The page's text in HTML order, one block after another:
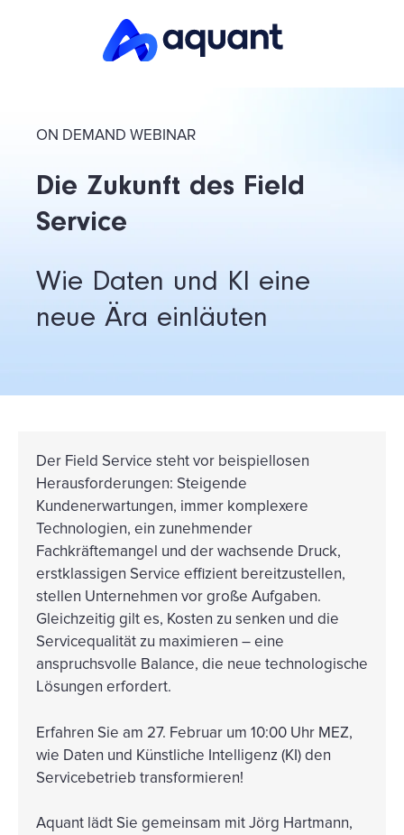
ON DEMAND WEBINAR
Die Zukunft des Field
Service
Wie Daten und KI eine
neue Ära einläuten
Der Field Service steht vor beispiellosen
Herausforderungen: Steigende
Kundenerwartungen, immer komplexere
Technologien, ein zunehmender
Fachkräftemangel und der wachsende Druck,
erstklassigen Service effizient bereitzustellen,
stellen Unternehmen vor große Aufgaben.
Gleichzeitig gilt es, Kosten zu senken und die
Servicequalität zu maximieren – eine
anspruchsvolle Balance, die neue technologische
Lösungen erfordert.
Erfahren Sie am 27. Februar um 10:00 Uhr MEZ,
wie Daten und Künstliche Intelligenz (KI) den
Servicebetrieb transformieren!
Aquant lädt Sie gemeinsam mit Jörg Hartmann,